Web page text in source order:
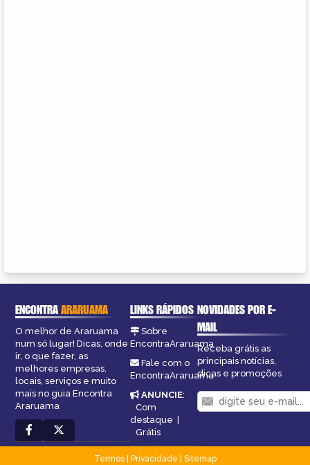
ENCONTRAARARUAMA
O melhor de Araruama
num só lugar! Dicas, onde
ir, o que fazer, as
melhores empresas,
locais, serviços e muito
mais no guia Encontra
Araruama
LINKS RÁPIDOS
Sobre
EncontraAraruama
Fale com o
EncontraAraruama
ANUNCIE:
Com
destaque |
Grátis
NOVIDADES POR E-
MAIL
Receba grátis as
principais notícias,
dicas e promoções
Termos| Privacidade
Sitemap